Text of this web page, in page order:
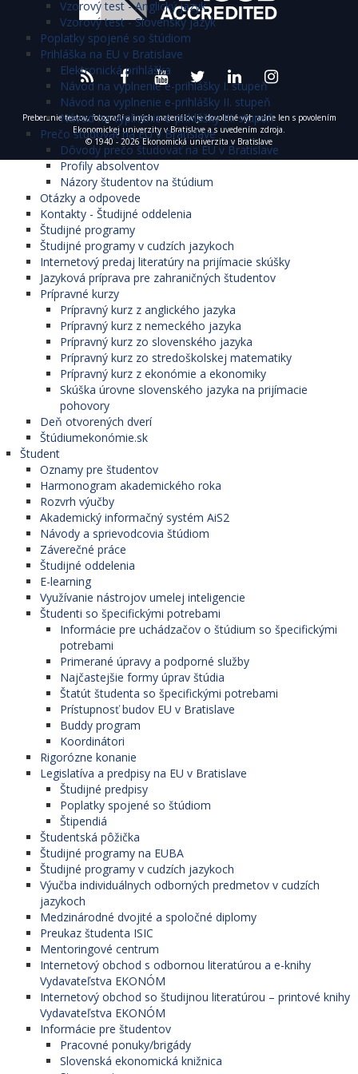
Vzorový test - Anglický jazyk
Vzorový test - Slovenský jazyk
Poplatky spojené so štúdiom
Prihláška na EU v Bratislave
Elektronická prihláška
Návod na vyplnenie e-prihlášky I. stupeň
Návod na vyplnenie e-prihlášky II. stupeň
Návod na vyplnenie e-prihlášky III. stupeň
Prečo študovať na EU v Bratislave
Dôvody prečo študovať na EU v Bratislave
Profily absolventov
Názory študentov na štúdium
Otázky a odpovede
Kontakty - Študijné oddelenia
Študijné programy
Študijné programy v cudzích jazykoch
Internetový predaj literatúry na prijímacie skúšky
Jazyková príprava pre zahraničných študentov
Prípravné kurzy
Prípravný kurz z anglického jazyka
Prípravný kurz z nemeckého jazyka
Prípravný kurz zo slovenského jazyka
Prípravný kurz zo stredoškolskej matematiky
Prípravný kurz z ekonómie a ekonomiky
Skúška úrovne slovenského jazyka na prijímacie
pohovory
Deň otvorených dverí
Štúdiumekonómie.sk
Študent
Oznamy pre študentov
Harmonogram akademického roka
Rozvrh výučby
Akademický informačný systém AiS2
Návody a sprievodcovia štúdiom
Záverečné práce
Študijné oddelenia
E-learning
Využívanie nástrojov umelej inteligencie
Študenti so špecifickými potrebami
Informácie pre uchádzačov o štúdium so špecifickými
potrebami
Primerané úpravy a podporné služby
Najčastejšie formy úprav štúdia
Štatút študenta so špecifickými potrebami
Prístupnosť budov EU v Bratislave
Buddy program
Koordinátori
Rigorózne konanie
Legislatíva a predpisy na EU v Bratislave
Študijné predpisy
Poplatky spojené so štúdiom
Štipendiá
Študentská pôžička
Študijné programy na EUBA
Študijné programy v cudzích jazykoch
Výučba individuálnych odborných predmetov v cudzích
jazykoch
Medzinárodné dvojité a spoločné diplomy
Preukaz študenta ISIC
Mentoringové centrum
Internetový obchod s odbornou literatúrou a e-knihy
Vydavateľstva EKONÓM
Internetový obchod so študijnou literatúrou – printové knihy
Vydavateľstva EKONÓM
Informácie pre študentov
Pracovné ponuky/brigády
Slovenská ekonomická knižnica
Preberanie textov, fotografií a iných materiálov je dovolené výhradne len s povolením
Ekonomickej univerzity v Bratislave a s uvedením zdroja.
© 1940 - 2026 Ekonomická univerzita v Bratislave